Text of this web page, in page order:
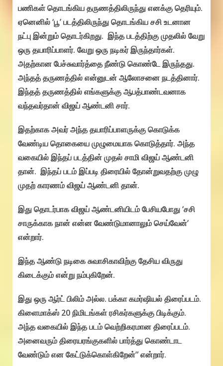
பணிகள் தொடங்கிய தருணத்திலிருந்து எனக்கு தெரியும்.
ஏனெனில் ‘பூ’ படத்திலிருந்து தொடங்கிய சசி உடனான
நட்பு இன்றும் தொடர்கிறது. இந்த படத்திற்கு முதலில் வேறு
ஒரு தயாரிப்பாளர். வேறு ஒரு நடிகர் இருந்தார்கள்.
அதற்கான பேச்சுவார்த்தை நீண்டு கொண்டே இருந்தது.
அந்தத் தருணத்தில் என்னுடன் ஆலோசனை நடத்தினார்.
இந்தத் தருணத்தில் எங்களுக்கு ஆபத்பாண்டவனாக
வந்தவர்தான் விஜய் ஆண்டனி சார்.
இதற்காக அவர் அந்த தயாரிப்பாளருக்கு கொடுக்க
வேண்டிய தொகையை முழுமையாக கொடுத்தார். அந்த
வகையில் இந்தப் படத்தின் முதல் சாமி விஜய் ஆண்டனி
தான். இந்தப் படம் இப்படி திரையில் தோன்றுவதற்கு முழு
முதற் காரணம் விஜய் ஆண்டனி தான்.
இது தொடர்பாக விஜய் ஆண்டனியிடம் பேசியபோது ‘சசி
சாருக்காக நான் என்ன வேண்டுமானாலும் செய்வேன்’
என்றார்.
இந்த ஆண்டு நடிகை சுவாசிகாவிற்கு தேசிய விருது
கிடைக்கும் என்று நம்புகிறேன்.
இது ஒரு ஆர்ட் பிலிம் அல்ல. பக்கா கமர்ஷியல் திரைப்படம்.
கிளைமாக்ஸ் 20 நிமிடங்கள் ரசிகர்களுக்கு பிடிக்கும்.
அந்த வகையில் இந்த படம் வெற்றிகரமான திரைப்படம்.
அனைவரும் திரையரங்குகளில் பார்த்து கொண்டாட
வேண்டும் என கேட்டுக்கொள்கிறேன்” என்றார்.